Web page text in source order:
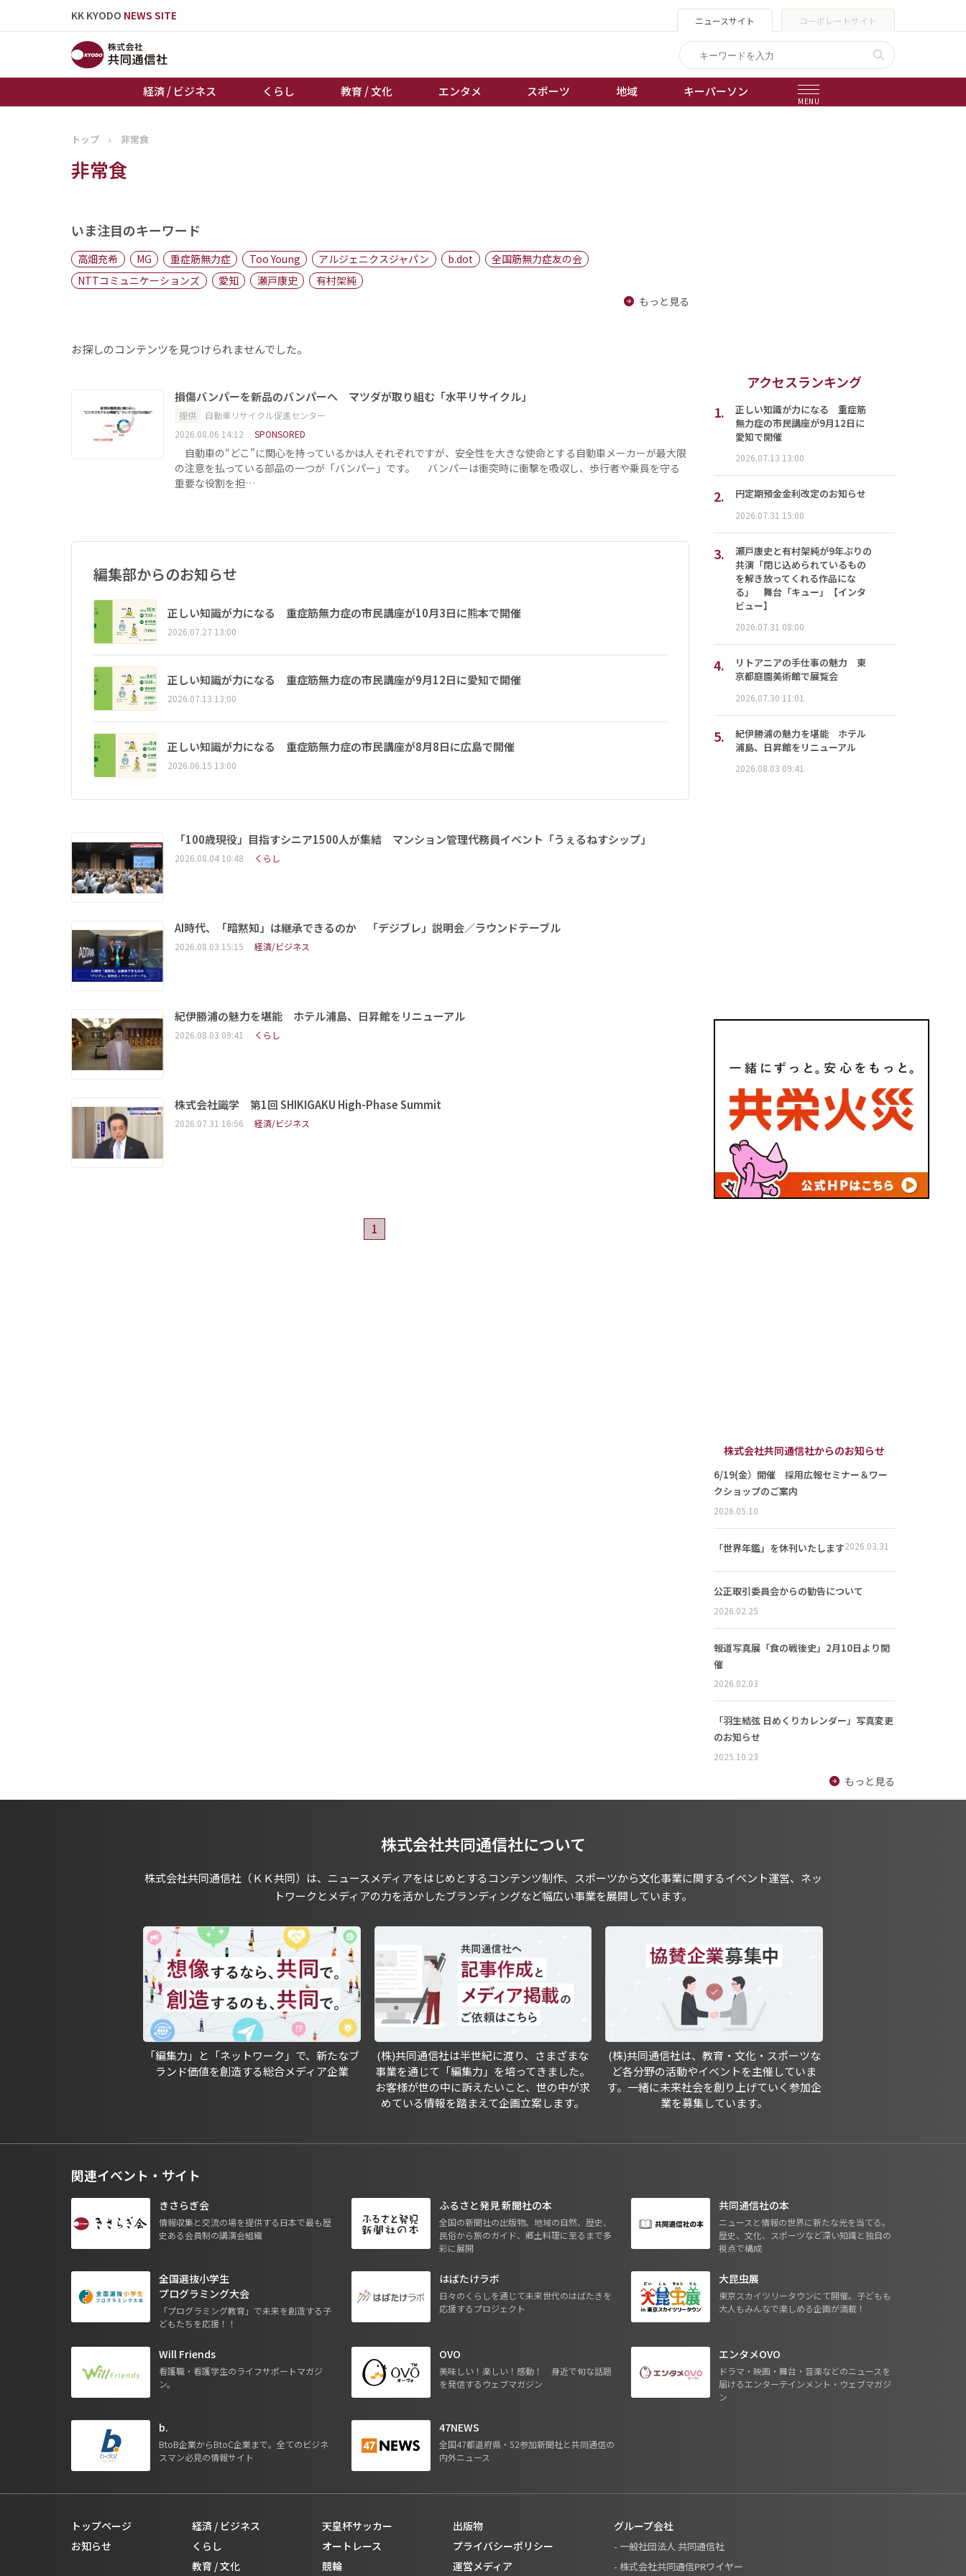
KK KYODO NEWS SITE ニュースサイト コーポレートサイト
経済 / ビジネス くらし 教育 / 文化 エンタメ スポーツ 地域 キーパーソン
MENU
トップページ
地域
キーパーソン
棋王戦
トップ › 非常食
非常食
いま注目のキーワード
高畑充希 MG 重症筋無力症 Too Young アルジェニクスジャパン b.dot
全国筋無力症友の会
NTTコミュニケーションズ
愛知 瀬戸康史
有村架純
もっと見る
お探しのコンテンツを見つけられませんでした。
損傷バンパーを新品のバンパーへ マツダが取り組む「水平リサイクル」
提供
自動車リサイクル促進センター
2026.08.06 14:12
SPONSORED
自動車の“どこ”に関心を持っているかは人それぞれですが、安全性を大きな使命とする自動車メーカーが最大限
の注意を払っている部品の一つが「バンパー」です。 バンパーは衝突時に衝撃を吸収し、歩行者や乗員を守る
重要な役割を担…
編集部からのお知らせ
正しい知識が力になる 重症筋無力症の市民講座が10月3日に熊本で開催
2026.07.27 13:00
正しい知識が力になる 重症筋無力症の市民講座が9月12日に愛知で開催
2026.07.13 13:00
正しい知識が力になる 重症筋無力症の市民講座が8月8日に広島で開催
2026.06.15 13:00
「100歳現役」目指すシニア1500人が集結 マンション管理代務員イベント「うぇるねすシップ」
2026.08.04 10:48 くらし
AI時代、「暗黙知」は継承できるのか 「デジブレ」説明会／ラウンドテーブル
2026.08.03 15:15 経済/ビジネス
紀伊勝浦の魅力を堪能 ホテル浦島、日昇館をリニューアル
2026.08.03 09:41 くらし
株式会社識学 第1回 SHIKIGAKU High-Phase Summit
2026.07.31 16:56 経済/ビジネス
1
アクセスランキング
1.
正しい知識が力になる 重症筋
無力症の市民講座が9月12日に
愛知で開催
2026.07.13 13:00
2. 円定期預金金利改定のお知らせ
2026.07.31 15:00
3.
瀬戸康史と有村架純が9年ぶりの
共演「閉じ込められているもの
を解き放ってくれる作品にな
る」 舞台「キュー」【インタ
ビュー】
2026.07.31 08:00
4.
リトアニアの手仕事の魅力 東
京都庭園美術館で展覧会
2026.07.30 11:01
5.
紀伊勝浦の魅力を堪能 ホテル
浦島、日昇館をリニューアル
2026.08.03 09:41
株式会社共同通信社からのお知らせ
6/19(金）開催 採用広報セミナー＆ワー
クショップのご案内
2026.05.10
「世界年鑑」を休刊いたします2026.03.31
公正取引委員会からの勧告について
2026.02.25
報道写真展「食の戦後史」2月10日より開
催
2026.02.03
「羽生結弦 日めくりカレンダー」写真変更
のお知らせ
2025.10.23
もっと見る
株式会社共同通信社について
株式会社共同通信社（ＫＫ共同）は、ニュースメディアをはじめとするコンテンツ制作、スポーツから文化事業に関するイベント運営、ネッ
トワークとメディアの力を活かしたブランディングなど幅広い事業を展開しています。
「編集力」と「ネットワーク」で、新たなブ
ランド価値を創造する総合メディア企業
(株)共同通信社は半世紀に渡り、さまざまな
事業を通じて「編集力」を培ってきました。
お客様が世の中に訴えたいこと、世の中が求
めている情報を踏まえて企画立案します。
(株)共同通信社は、教育・文化・スポーツな
ど各分野の活動やイベントを主催していま
す。一緒に未来社会を創り上げていく参加企
業を募集しています。
関連イベント・サイト
きさらぎ会
情報収集と交流の場を提供する日本で最も歴
史ある会員制の講演会組織
ふるさと発見 新聞社の本
全国の新聞社の出版物。地域の自然、歴史、
民俗から旅のガイド、郷土料理に至るまで多
彩に展開
共同通信社の本
ニュースと情報の世界に新たな光を当てる。
歴史、文化、スポーツなど深い知識と独自の
視点で構成
全国選抜小学生
プログラミング大会
「プログラミング教育」で未来を創造する子
どもたちを応援！！
はばたけラボ
日々のくらしを通じて未来世代のはばたきを
応援するプロジェクト
大昆虫展
東京スカイツリータウンにて開催。子どもも
大人もみんなで楽しめる企画が満載！
Will Friends
看護職・看護学生のライフサポートマガジ
ン。
OVO
美味しい！楽しい！感動！ 身近で旬な話題
を発信するウェブマガジン
エンタメOVO
ドラマ・映画・舞台・音楽などのニュースを
届けるエンターテインメント・ウェブマガジ
ン
b.
BtoB企業からBtoC企業まで。全てのビジネ
スマン必見の情報サイト
47NEWS
全国47都道府県・52参加新聞社と共同通信の
内外ニュース
トップページ
お知らせ
経済 / ビジネス
くらし
教育 / 文化
天皇杯サッカー
オートレース
競輪
出版物
プライバシーポリシー
運営メディア
グループ会社
- 一般社団法人 共同通信社
- 株式会社共同通信PRワイヤー